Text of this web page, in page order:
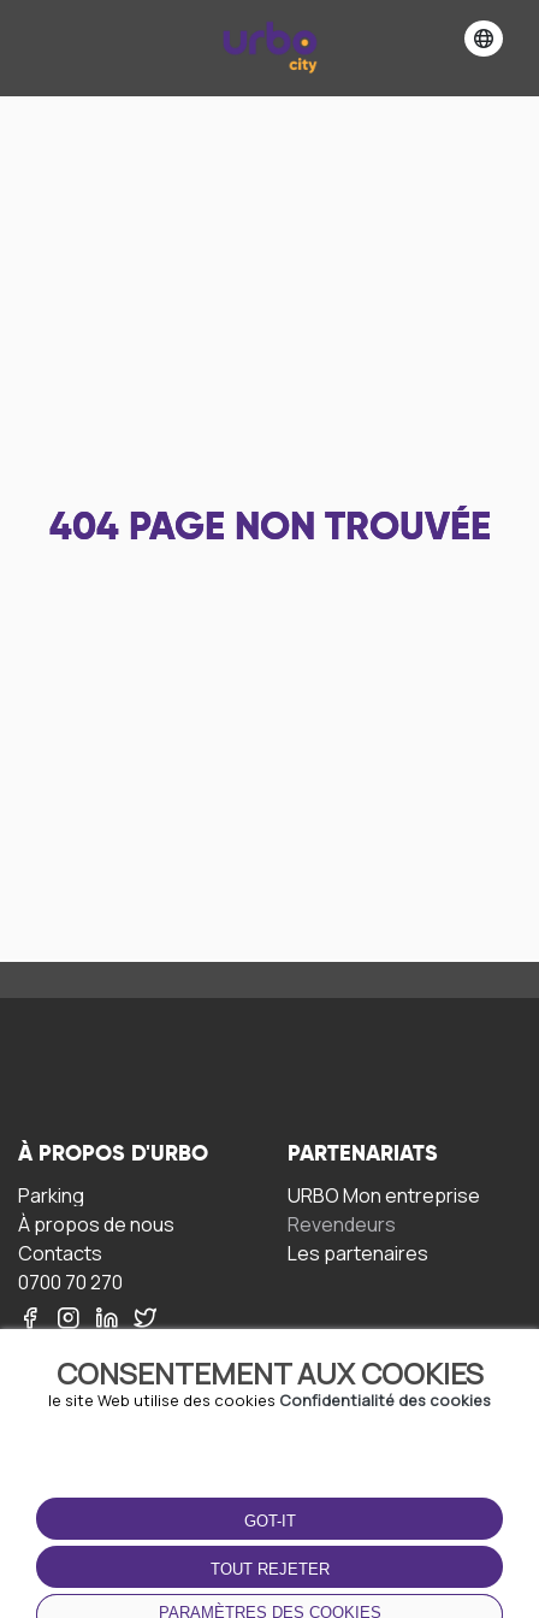
404 PAGE NON TROUVÉE
CONSENTEMENT AUX COOKIES
le site Web utilise des cookies Confidentialité des cookies
GOT-IT
TOUT REJETER
PARAMÈTRES DES COOKIES
À PROPOS D'URBO
Parking
À propos de nous
Contacts
0700 70 270
PARTENARIATS
URBO Mon entreprise
Revendeurs
Les partenaires
TERMS-OF-USE
Termes et conditions
Politique de confidentialité
Politique relative aux
cookies
TÉLÉCHARGEZ
L'APPLICATION